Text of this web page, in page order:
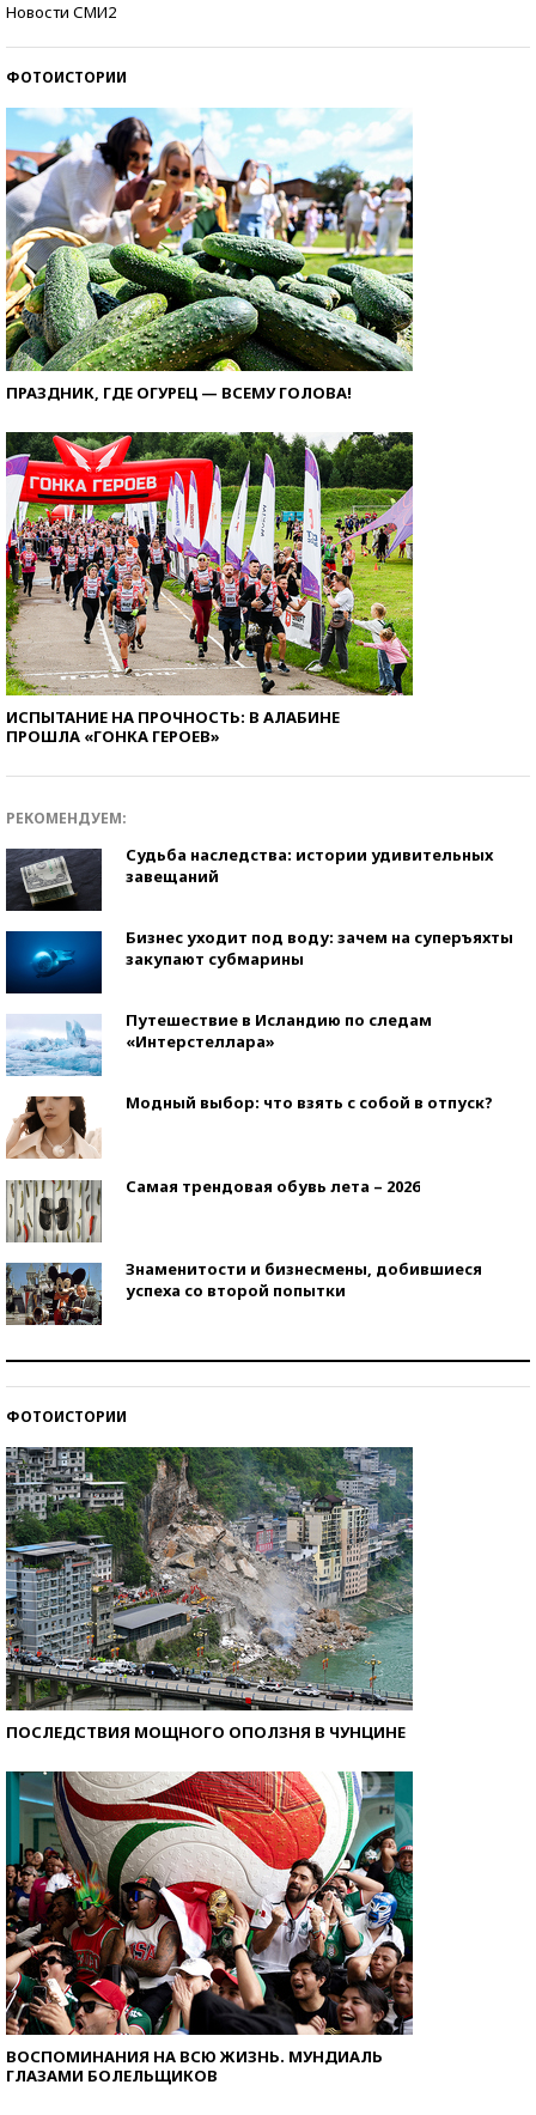
Новости СМИ2
ФОТОИСТОРИИ
ПРАЗДНИК, ГДЕ ОГУРЕЦ — ВСЕМУ ГОЛОВА!
ИСПЫТАНИЕ НА ПРОЧНОСТЬ: В АЛАБИНЕ
ПРОШЛА «ГОНКА ГЕРОЕВ»
РЕКОМЕНДУЕМ:
Судьба наследства: истории удивительных
завещаний
Бизнес уходит под воду: зачем на суперъяхты
закупают субмарины
Путешествие в Исландию по следам
«Интерстеллара»
Модный выбор: что взять с собой в отпуск?
Самая трендовая обувь лета – 2026
Знаменитости и бизнесмены, добившиеся
успеха со второй попытки
ФОТОИСТОРИИ
ПОСЛЕДСТВИЯ МОЩНОГО ОПОЛЗНЯ В ЧУНЦИНЕ
ВОСПОМИНАНИЯ НА ВСЮ ЖИЗНЬ. МУНДИАЛЬ
ГЛАЗАМИ БОЛЕЛЬЩИКОВ